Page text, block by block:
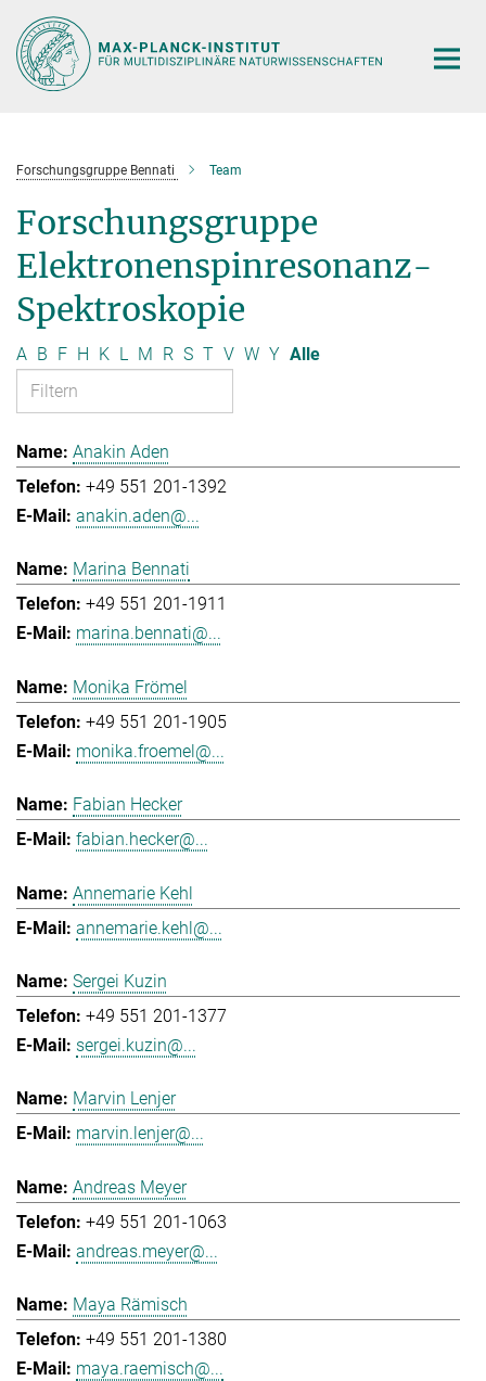
Hauptinhalt
Forschungsgruppe Bennati Team
Forschungsgruppe
Elektronenspinresonanz-
Spektroskopie
A B F H K L M R S T V W Y Alle
Anakin Aden
+49 551 201-1392
anakin.aden@...
Marina Bennati
+49 551 201-1911
marina.bennati@...
Monika Frömel
+49 551 201-1905
monika.froemel@...
Fabian Hecker
fabian.hecker@...
Annemarie Kehl
annemarie.kehl@...
Sergei Kuzin
+49 551 201-1377
sergei.kuzin@...
Marvin Lenjer
marvin.lenjer@...
Andreas Meyer
+49 551 201-1063
andreas.meyer@...
Maya Rämisch
+49 551 201-1380
maya.raemisch@...